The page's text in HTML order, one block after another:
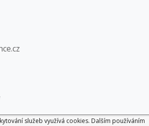
služeb využívá cookies. Dalším používáním